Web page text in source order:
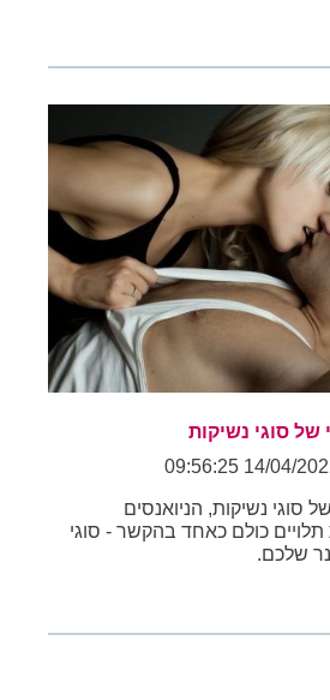
סוגי נשיקות
סוגי נשיקות, הניואנסים
כולם כאחד בהקשר - סוגי
שלכם.